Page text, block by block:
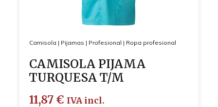
Camisola | Pijamas | Profesional | Ropa profesional
CAMISOLA PIJAMA
TURQUESA T/M
11,87 € IVA incl.